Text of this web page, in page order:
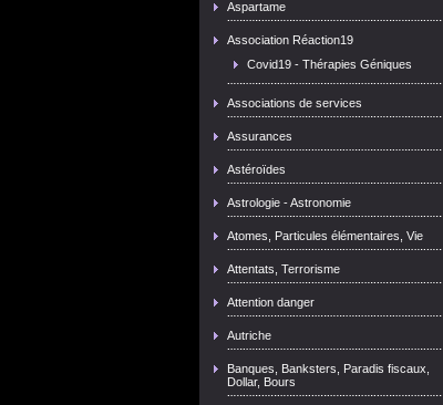
Aspartame
Association Réaction19
Covid19 - Thérapies Géniques
Associations de services
Assurances
Astéroïdes
Astrologie - Astronomie
Atomes, Particules élémentaires, Vie
Attentats, Terrorisme
Attention danger
Autriche
Banques, Banksters, Paradis fiscaux,
Dollar, Bours